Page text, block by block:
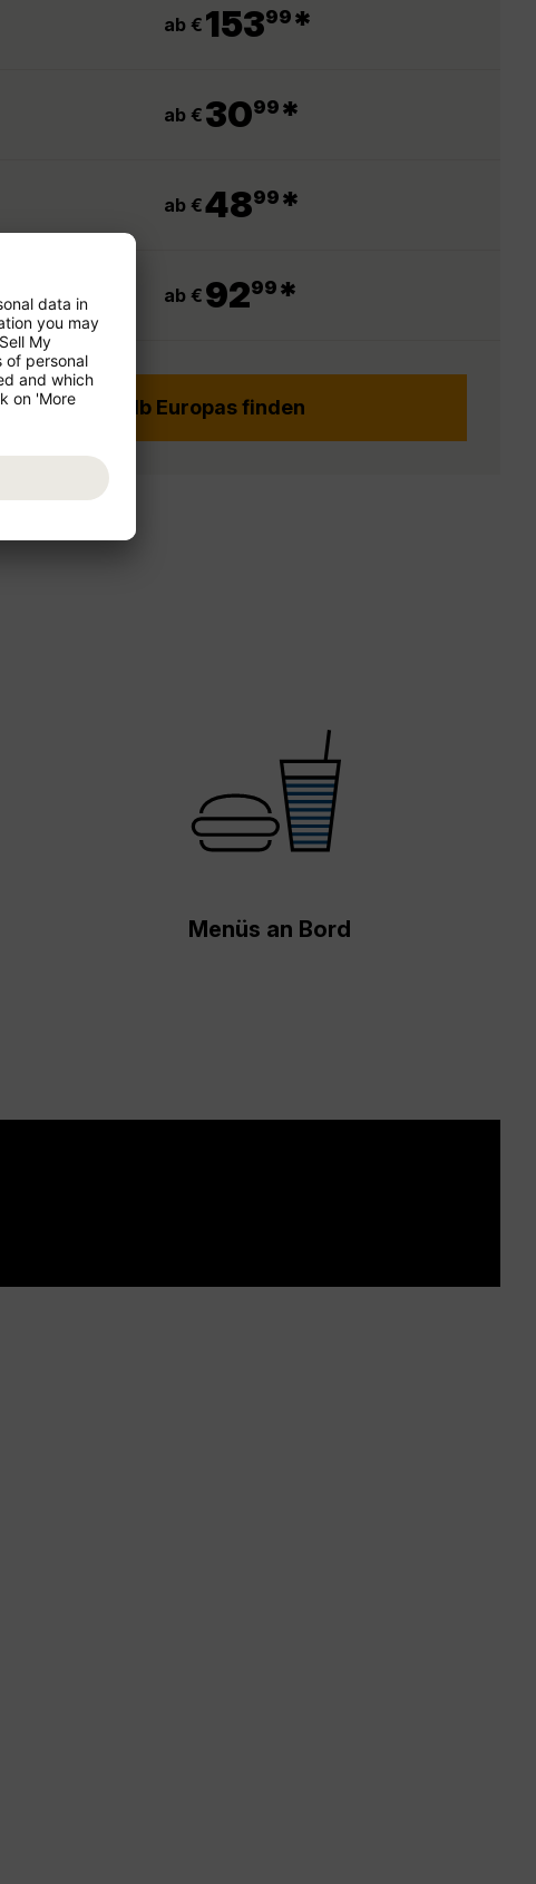
ab € 15399 *
ab € 3099 *
ab €4899 *
ab € 9299 *
Flüge innerhalb Europas finden
Menüs an Bord